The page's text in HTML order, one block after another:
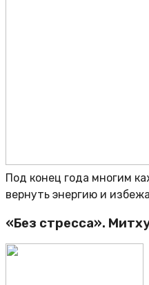
Под конец года многим
вернуть энергию и
«Без стресса».